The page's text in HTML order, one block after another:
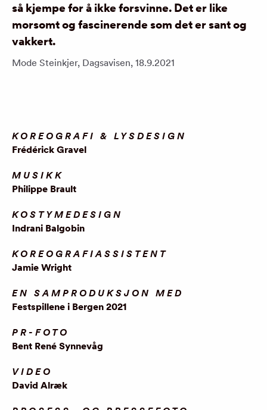
så kjempe for å ikke forsvinne. Det er like
morsomt og fascinerende som det er sant og
vakkert.
Mode Steinkjer, Dagsavisen, 18.9.2021
KOREOGRAFI & LYSDESIGN
Frédérick Gravel
MUSIKK
Philippe Brault
KOSTYMEDESIGN
Indrani Balgobin
KOREOGRAFIASSISTENT
Jamie Wright
EN SAMPRODUKSJON MED
Festspillene i Bergen 2021
PR-FOTO
Bent René Synnevåg
VIDEO
David Alræk